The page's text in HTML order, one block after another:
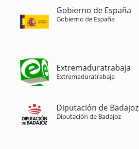
Gobierno de España
Gobierno de España
Extremaduratrabaja
Extremaduratrabaja
Diputación de Badajoz
Diputación de Badajoz